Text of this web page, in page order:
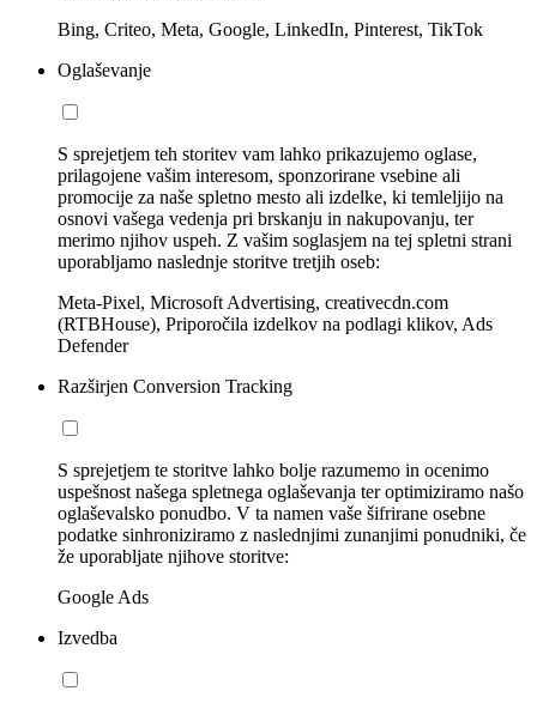
Bing, Criteo, Meta, Google, LinkedIn, Pinterest, TikTok
Oglaševanje
S sprejetjem teh storitev vam lahko prikazujemo oglase,
prilagojene vašim interesom, sponzorirane vsebine ali
promocije za naše spletno mesto ali izdelke, ki temleljijo na
osnovi vašega vedenja pri brskanju in nakupovanju, ter
merimo njihov uspeh. Z vašim soglasjem na tej spletni strani
uporabljamo naslednje storitve tretjih oseb:
Meta-Pixel, Microsoft Advertising, creativecdn.com
(RTBHouse), Priporočila izdelkov na podlagi klikov, Ads
Defender
Razširjen Conversion Tracking
S sprejetjem te storitve lahko bolje razumemo in ocenimo
uspešnost našega spletnega oglaševanja ter optimiziramo našo
oglaševalsko ponudbo. V ta namen vaše šifrirane osebne
podatke sinhroniziramo z naslednjimi zunanjimi ponudniki, če
že uporabljate njihove storitve:
Google Ads
Izvedba